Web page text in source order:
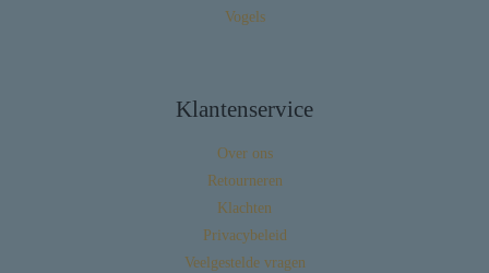
Vogels
Klantenservice
Over ons
Retourneren
Klachten
Privacybeleid
Veelgestelde vragen